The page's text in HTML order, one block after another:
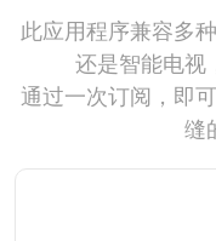
此应用程序兼容多
还是智能电视
通过一次订阅，即
缝